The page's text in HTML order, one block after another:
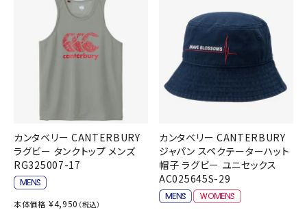
カンタベリー CANTERBURY
ラグビー タンクトップ メンズ
RG325007-17
本体価格 ¥4,950 （税込）
カンタベリー CANTERBURY
ジャパン スペクテーターハット
帽子 ラグビー ユニセックス
AC025645S-29